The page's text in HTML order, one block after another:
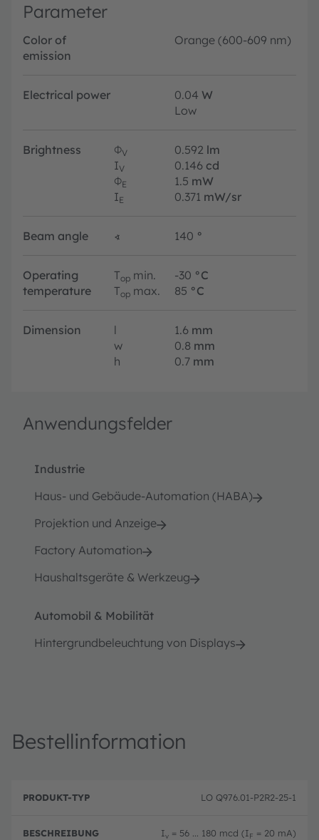
Parameter
Color of
emission
Orange (600-609 nm)
Electrical power 0.04 W
Low
Brightness ΦV 0.592 lm
IV 0.146 cd
ΦE 1.5 mW
IE 0.371 mW/sr
Beam angle ∢ 140 °
Operating
temperature
Top min. -30 °C
Top max. 85 °C
Dimension l 1.6 mm
w
0.8 mm
h
0.7 mm
Anwendungsfelder
Industrie
Haus- und Gebäude-Automation (HABA)
Projektion und Anzeige
Factory Automation
Haushaltsgeräte & Werkzeug
Automobil & Mobilität
Hintergrundbeleuchtung von Displays
Bestellinformation
P
r
u
e
h
B
el
LO Q976.01-P2R2-25-1
Iv = 56 ... 180 mcd (IF = 20 mA)